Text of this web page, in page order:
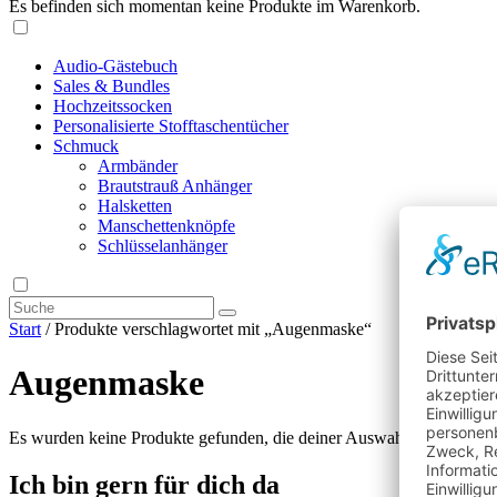
Es befinden sich momentan keine Produkte im Warenkorb.
Audio-Gästebuch
Sales & Bundles
Hochzeitssocken
Personalisierte Stofftaschentücher
Schmuck
Armbänder
Brautstrauß Anhänger
Halsketten
Manschettenknöpfe
Schlüsselanhänger
Start / Produkte verschlagwortet mit „Augenmaske“
Augenmaske
Es wurden keine Produkte gefunden, die deiner Auswahl
Ich bin gern für dich da